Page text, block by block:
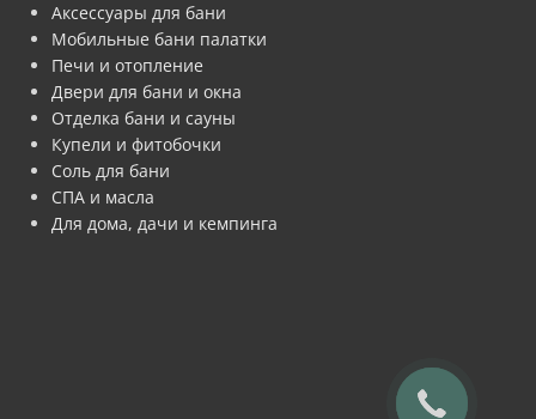
Аксессуары для бани
Мобильные бани палатки
Печи и отопление
Двери для бани и окна
Отделка бани и сауны
Купели и фитобочки
Соль для бани
СПА и масла
Для дома, дачи и кемпинга